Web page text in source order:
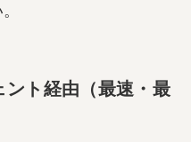
ト経由（最速・最